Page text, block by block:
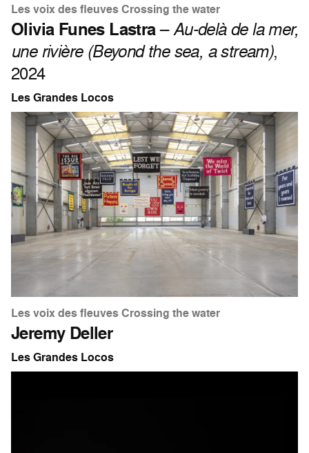
Les voix des fleuves Crossing the water
Olivia Funes Lastra–Au-delà de la mer,
une rivière (Beyond the sea, a stream),
2024
Les Grandes Locos
Les voix des fleuves Crossing the water
Jeremy Deller
Les Grandes Locos